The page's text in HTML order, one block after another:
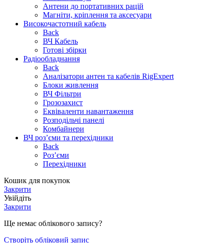
Антени до портативних рацій
Магніти, кріплення та аксесуари
Високочастотний кабель
Back
ВЧ Кабель
Готові збірки
Радіообладнання
Back
Аналізатори антен та кабелів RigExpert
Блоки живлення
ВЧ Фільтри
Грозозахист
Еквіваленти навантаження
Розподільчі панелі
Комбайнери
ВЧ роз’єми та перехідники
Back
Роз’єми
Перехідники
Кошик для покупок
Закрити
Увійдіть
Закрити
Ще немає облікового запису?
Створіть обліковий запис